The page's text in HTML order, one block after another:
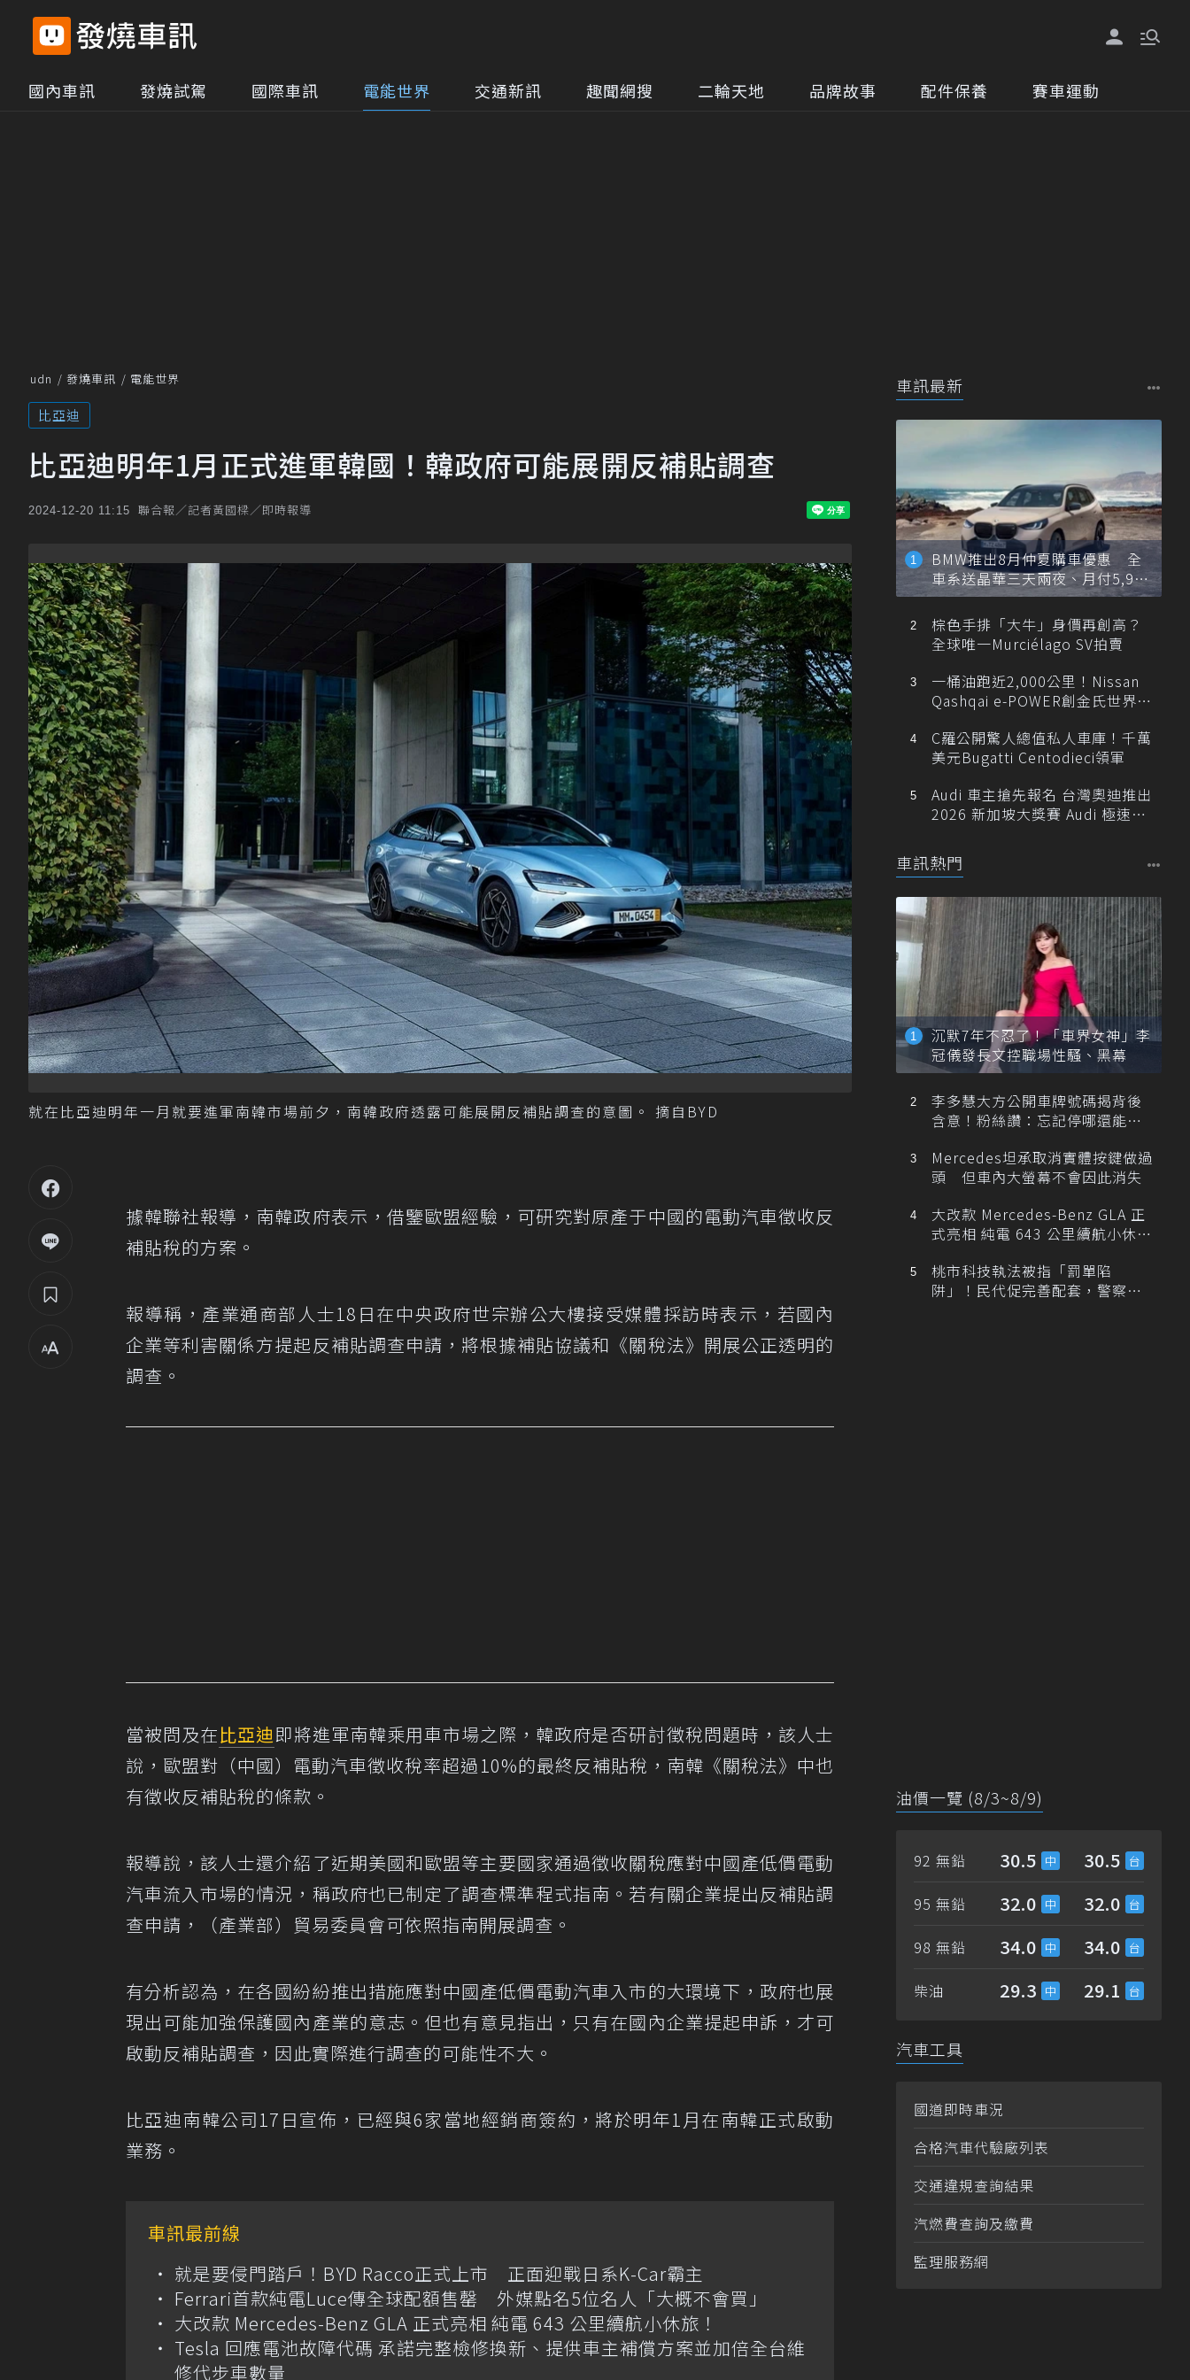
國內車訊 發燒試駕 國際車訊 電能世界 交通新訊 趣聞網搜 二輪天地 品牌故事 配件保養 賽車運動
udn 發燒車訊 電能世界
比亞迪
比亞迪明年1月正式進軍韓國！韓政府可能展開反補貼調查
2024-12-20 11:15 聯合報／記者黃國樑／即時報導
就在比亞迪明年一月就要進軍南韓市場前夕，南韓政府透露可能展開反補貼調查的意圖。 摘自BYD
據韓聯社報導，南韓政府表示，借鑒歐盟經驗，可研究對原產于中國的電動汽車徵收反
補貼稅的方案。
報導稱，產業通商部人士18日在中央政府世宗辦公大樓接受媒體採訪時表示，若國內
企業等利害關係方提起反補貼調查申請，將根據補貼協議和《關稅法》開展公正透明的
調查。
當被問及在比亞迪即將進軍南韓乘用車市場之際，韓政府是否研討徵稅問題時，該人士
說，歐盟對（中國）電動汽車徵收稅率超過10%的最終反補貼稅，南韓《關稅法》中也
有徵收反補貼稅的條款。
報導說，該人士還介紹了近期美國和歐盟等主要國家通過徵收關稅應對中國產低價電動
汽車流入市場的情況，稱政府也已制定了調查標準程式指南。若有關企業提出反補貼調
查申請，（產業部）貿易委員會可依照指南開展調查。
有分析認為，在各國紛紛推出措施應對中國產低價電動汽車入市的大環境下，政府也展
現出可能加強保護國內產業的意志。但也有意見指出，只有在國內企業提起申訴，才可
啟動反補貼調查，因此實際進行調查的可能性不大。
比亞迪南韓公司17日宣佈，已經與6家當地經銷商簽約，將於明年1月在南韓正式啟動
業務。
車訊最前線
就是要侵門踏戶！BYD Racco正式上市 正面迎戰日系K-Car霸主
Ferrari首款純電Luce傳全球配額售罄 外媒點名5位名人「大概不會買」
大改款 Mercedes-Benz GLA 正式亮相 純電 643 公里續航小休旅！
Tesla 回應電池故障代碼 承諾完整檢修換新、提供車主補償方案並加倍全台維
修代步車數量
車訊最新
BMW推出8月仲夏購車優惠 全
車系送晶華三天兩夜、月付5,900
元起
棕色手排「大牛」身價再創高？
全球唯一Murciélago SV拍賣
一桶油跑近2,000公里！Nissan
Qashqai e-POWER創金氏世界紀
C羅公開驚人總值私人車庫！千萬
美元Bugatti Centodieci領軍
Audi 車主搶先報名 台灣奧迪推出
2026 新加坡大獎賽 Audi 極速之
車訊熱門
沉默7年不忍了！「車界女神」李
冠儀發長文控職場性騷、黑幕
李多慧大方公開車牌號碼揭背後
含意！粉絲讚：忘記停哪還能幫
Mercedes坦承取消實體按鍵做過
頭 但車內大螢幕不會因此消失
大改款 Mercedes-Benz GLA 正
式亮相 純電 643 公里續航小休
桃市科技執法被指「罰單陷
阱」！民代促完善配套，警察局
油價一覽 (8/3~8/9)
92 無鉛 30.5 30.5
95 無鉛 32.0 32.0
98 無鉛 34.0 34.0
柴油 29.3 29.1
汽車工具
國道即時車況
合格汽車代驗廠列表
交通違規查詢結果
汽燃費查詢及繳費
監理服務網